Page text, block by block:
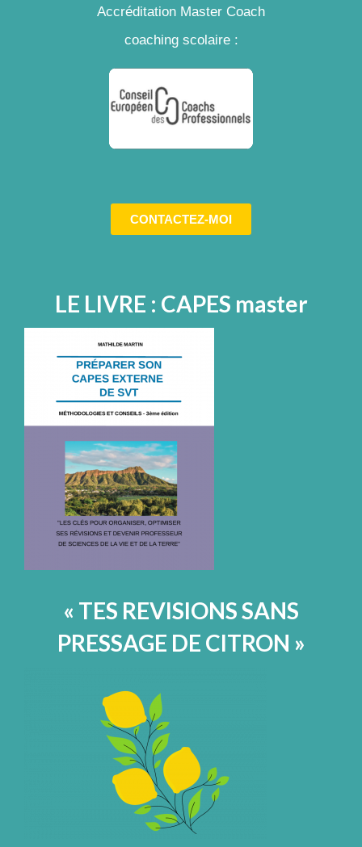
Accréditation Master Coach
coaching scolaire :
CONTACTEZ-MOI
LE LIVRE : CAPES master
« TES REVISIONS SANS
PRESSAGE DE CITRON »